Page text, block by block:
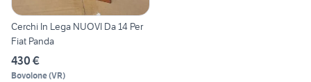
Cerchi In Lega NUOVI Da 14 Per
Fiat Panda
430 €
Bovolone(VR)